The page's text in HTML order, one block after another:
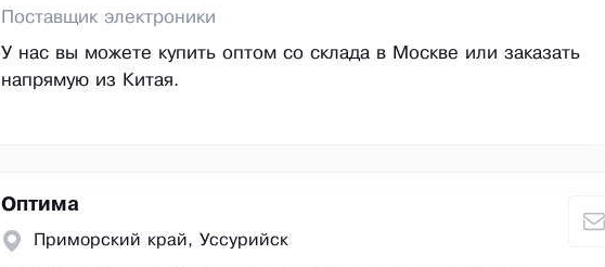
Поставщик электроники
У нас вы можете купить оптом со склада в Москве или заказать
напрямую из Китая.
Оптима
Приморский край, Уссурийск